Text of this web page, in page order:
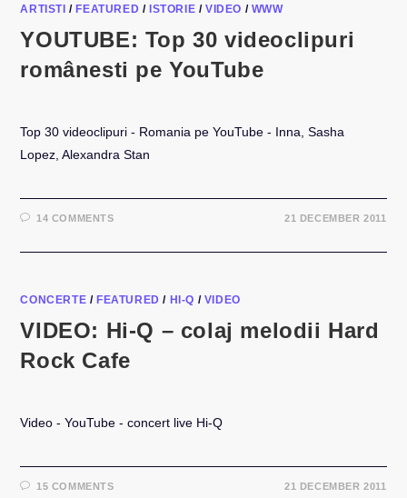
ARTISTI /FEATURED /ISTORIE /VIDEO / WWW
YOUTUBE: Top 30 videoclipuri
românesti pe YouTube
Top 30 videoclipuri - Romania pe YouTube - Inna, Sasha
Lopez, Alexandra Stan
14 COMMENTS 21 DECEMBER 2011
CONCERTE /FEATURED / HI-Q / VIDEO
VIDEO: Hi-Q – colaj melodii Hard
Rock Cafe
Video - YouTube - concert live Hi-Q
15 COMMENTS 21 DECEMBER 2011